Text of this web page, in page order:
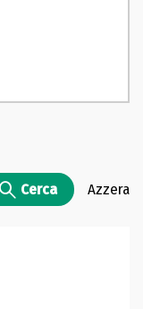
Cerca Azzera